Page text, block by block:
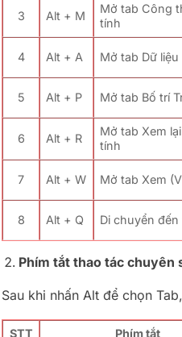
3 Alt + M
Mở tab Công
tính
4 Alt + A Mở tab Dữ
5 Alt + P Mở tab Bố trí
6 Alt + R
Mở tab Xem
tính
7 Alt + W Mở tab Xem
8 Alt + Q Di chuyển
Phím tắt thao tác chuyên
Sau khi nhấn Alt để chọn
STT Phím tắt